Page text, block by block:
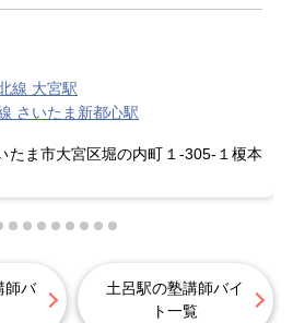
線 大宮駅
さいたま新都心駅
たま市大宮区堀の内町１-305-１榎本
師バ
土呂駅の塾講師バイ
ト一覧